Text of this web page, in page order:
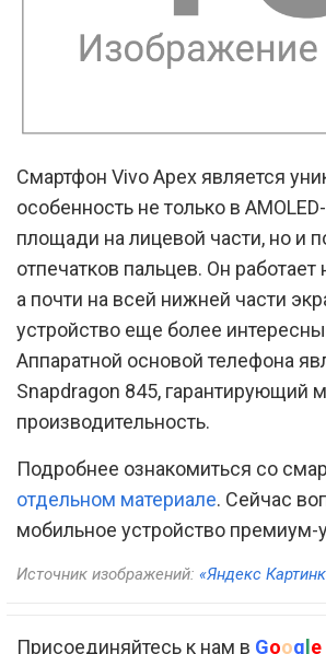
Смартфон Vivo Apex является
особенность не только в
площади на лицевой части, но и
отпечатков пальцев. Он
а почти на всей нижней части
устройство еще более
Аппаратной основой телефона
Snapdragon 845, гарантирующий
производительность.
Подробнее ознакомиться со
отдельном материале. Сейчас
мобильное устройство премиум-
Источник изображений: «Яндекс
Присоединяйтесь к нам в Google